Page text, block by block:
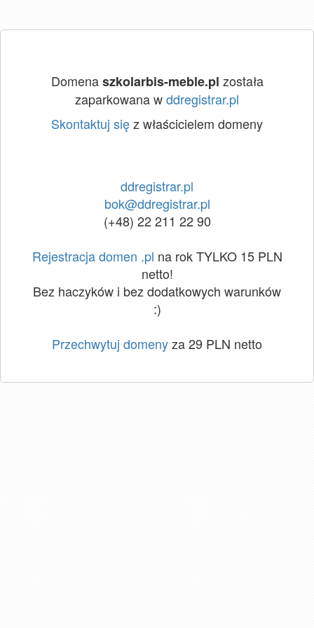
Domenaszkolarbis-meble.pl została
zaparkowana wddregistrar.pl
Skontaktuj sięz właścicielem domeny
ddregistrar.pl
bok@ddregistrar.pl
(+48) 22 211 22 90
Rejestracja domen .pl na rok TYLKO 15 PLN
netto!
Bez haczyków i bez dodatkowych warunków
:)
Przechwytuj domenyza 29 PLN netto